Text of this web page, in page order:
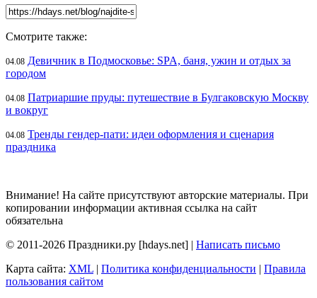
Смотрите также:
04.08 Девичник в Подмосковье: SPA, баня, ужин и отдых за
городом
04.08 Патриаршие пруды: путешествие в Булгаковскую Москву
и вокруг
04.08 Тренды гендер-пати: идеи оформления и сценария
праздника
Внимание! На сайте присутствуют авторские материалы. При
копировании информации активная ссылка на сайт
обязательна
© 2011-2026 Праздники.ру [hdays.net] | Написать письмо
Карта сайта: XML | Политика конфиденциальности | Правила
пользования сайтом